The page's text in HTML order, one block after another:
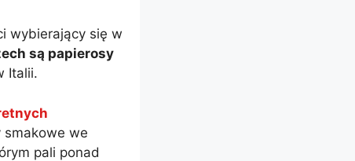
wybierający się w
są papierosy
Italii.
smakowe we
pali ponad